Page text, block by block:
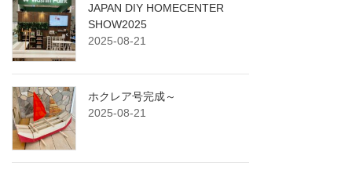
JAPAN DIY HOMECENTER
SHOW2025
2025-08-21
ホクレア号完成～
2025-08-21